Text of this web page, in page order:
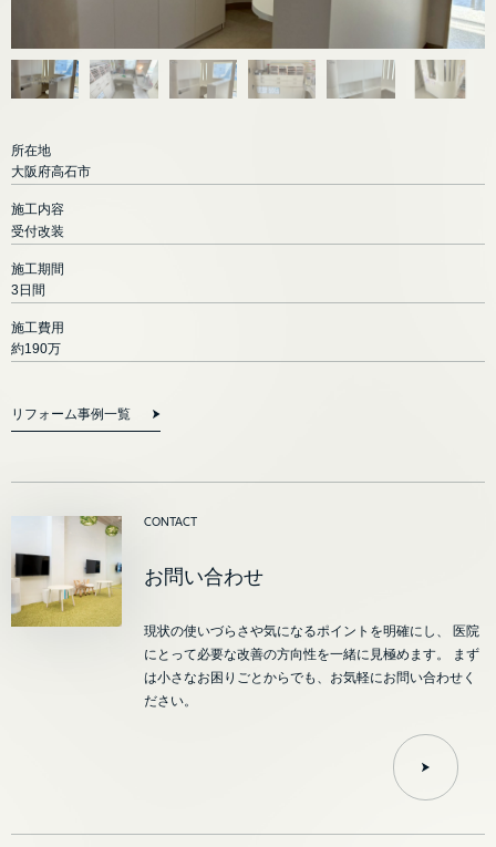
所在地
大阪府高石市
施工内容
受付改装
施工期間
3日間
施工費用
約190万
リフォーム事例一覧
CONTACT
お問い合わせ
現状の使いづらさや気になるポイントを明確にし、
医院
にとって必要な改善の方向性を一緒に見極めます。
まず
は小さなお困りごとからでも、お気軽にお問い合わせく
ださい。